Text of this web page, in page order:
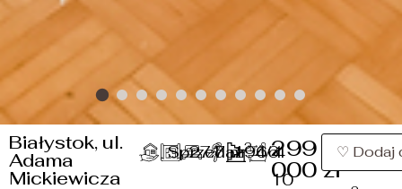
Białystok, ul.
Adama
Mickiewicza
Sprzedaż
27.7 m2
1 1966
4/41
299
000 zł
10
♡ Dodaj